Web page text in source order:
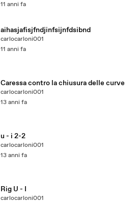
11 anni fa
aihasjafisjfndjinfsijnfdsibnd
carlocarloni001
11 anni fa
Caressa contro la chiusura delle curve
carlocarloni001
13 anni fa
u - i 2-2
carlocarloni001
13 anni fa
Rig U - I
carlocarloni001